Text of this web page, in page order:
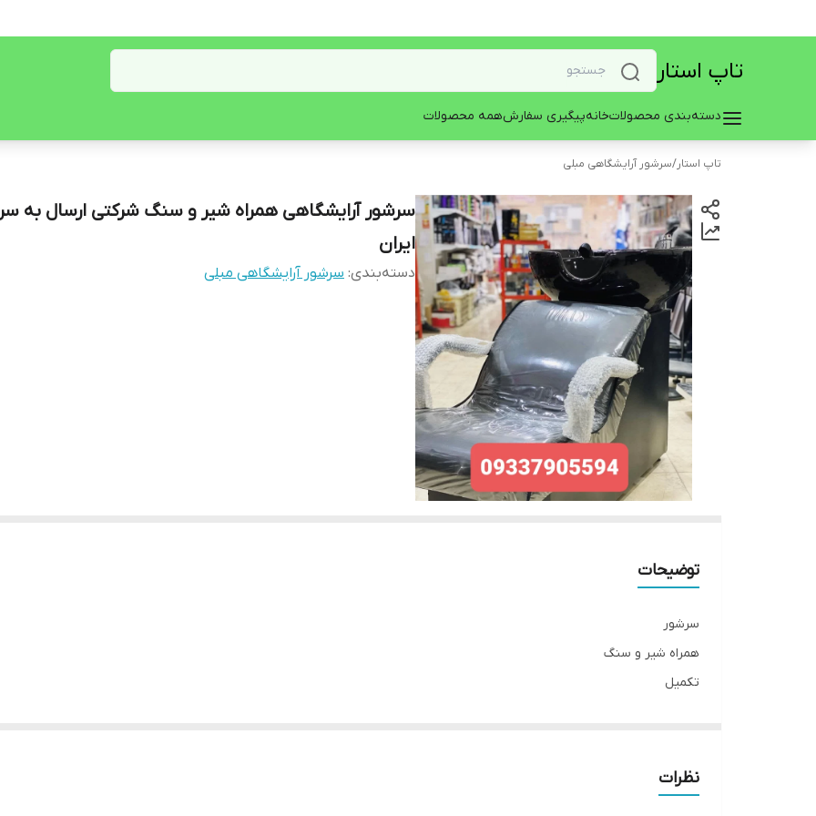
تاپ استار
دسته‌بندی محصولاتخانهپیگیری سفارشهمه محصولات
تاپ استار/سرشور آرایشگاهی مبلی
سرشور آرایشگاهی همراه شیر و سنگ شرکتی ارسال به
ایران
دسته‌بندی: سرشور آرایشگاهی مبلی
توضیحات
سرشور
همراه شیر و سنگ
تکمیل
دسته فلز
با بهترین کیفیت و مناسب ترین قیمت
نظرات